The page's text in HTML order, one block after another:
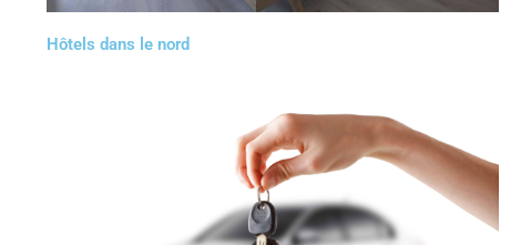
Hôtels dans le nord